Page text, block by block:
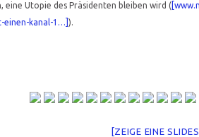
eine Utopie des Präsidenten bleiben wird (
einen-kanal-1…] ).
[ZEIGE EINE